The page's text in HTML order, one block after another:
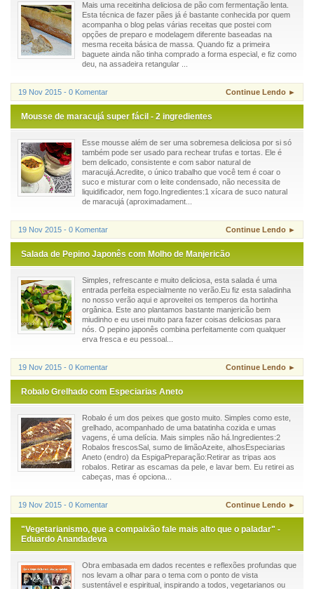
Mais uma receitinha deliciosa de pão com fermentação lenta.
Esta técnica de fazer pães já é bastante conhecida por quem
acompanha o blog pelas várias receitas que postei com
opções de preparo e modelagem diferente baseadas na
mesma receita básica de massa. Quando fiz a primeira
baguete ainda não tinha comprado a forma especial, e fiz como
deu, na assadeira retangular ...
19 Nov 2015 - 0 Komentar Continue Lendo ►
Mousse de maracujá super fácil - 2 ingredientes
Esse mousse além de ser uma sobremesa deliciosa por si só
também pode ser usado para rechear trufas e tortas. Ele é
bem delicado, consistente e com sabor natural de
maracujá.Acredite, o único trabalho que você tem é coar o
suco e misturar com o leite condensado, não necessita de
liquidificador, nem fogo.Ingredientes:1 xícara de suco natural
de maracujá (aproximadament...
19 Nov 2015 - 0 Komentar Continue Lendo ►
Salada de Pepino Japonês com Molho de Manjericão
Simples, refrescante e muito deliciosa, esta salada é uma
entrada perfeita especialmente no verão.Eu fiz esta saladinha
no nosso verão aqui e aproveitei os temperos da hortinha
orgânica. Este ano plantamos bastante manjericão bem
miudinho e eu usei muito para fazer coisas deliciosas para
nós. O pepino japonês combina perfeitamente com qualquer
erva fresca e eu pessoal...
19 Nov 2015 - 0 Komentar Continue Lendo ►
Robalo Grelhado com Especiarias Aneto
Robalo é um dos peixes que gosto muito. Simples como este,
grelhado, acompanhado de uma batatinha cozida e umas
vagens, é uma delícia. Mais simples não há.Ingredientes:2
Robalos frescosSal, sumo de limãoAzeite, alhosEspeciarias
Aneto (endro) da EspigaPreparação:Retirar as tripas aos
robalos. Retirar as escamas da pele, e lavar bem. Eu retirei as
cabeças, mas é opciona...
19 Nov 2015 - 0 Komentar Continue Lendo ►
"Vegetarianismo, que a compaixão fale mais alto que o paladar" -
Eduardo Anandadeva
Obra embasada em dados recentes e reflexões profundas que
nos levam a olhar para o tema com o ponto de vista
sustentável e espiritual, inspirando a todos, vegetarianos ou